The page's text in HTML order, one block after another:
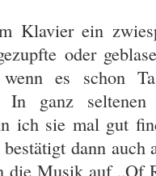
Klavier ein
oder
es schon
In ganz
ich sie mal gut
bestätigt dann auch
die Musik auf „Of